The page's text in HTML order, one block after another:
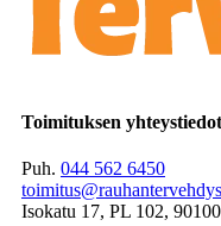
Toimituksen yhteystiedot
Puh. 044 562 6450
Isokatu 17, PL 102,